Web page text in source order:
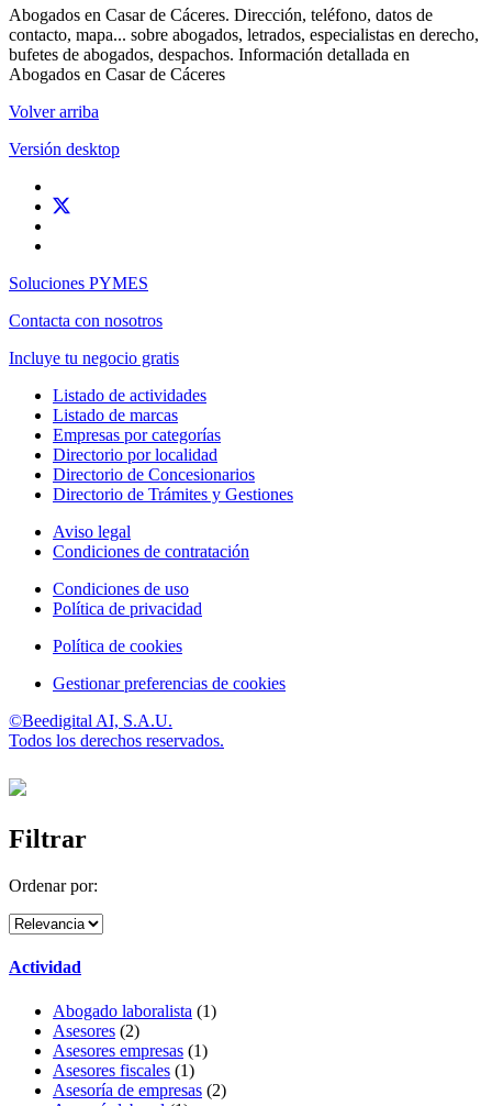
Abogados en Casar de Cáceres. Dirección, teléfono, datos de
contacto, mapa... sobre abogados, letrados, especialistas en derecho,
bufetes de abogados, despachos. Información detallada en
Abogados en Casar de Cáceres
Volver arriba
Versión desktop
Soluciones PYMES
Contacta con nosotros
Incluye tu negocio gratis
Listado de actividades
Listado de marcas
Empresas por categorías
Directorio por localidad
Directorio de Concesionarios
Directorio de Trámites y Gestiones
Aviso legal
Condiciones de contratación
Condiciones de uso
Política de privacidad
Política de cookies
Gestionar preferencias de cookies
©Beedigital AI, S.A.U.
Todos los derechos reservados.
Filtrar
Ordenar por:
Actividad
Abogado laboralista (1)
Asesores (2)
Asesores empresas (1)
Asesores fiscales (1)
Asesoría de empresas (2)